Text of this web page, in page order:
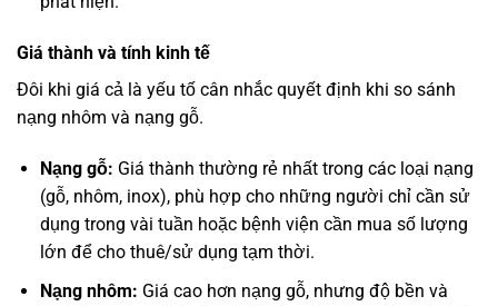
Giá thành và tính kinh tế
Đôi khi giá cả là yếu tố cân nhắc quyết định khi so sánh
nạng nhôm và nạng gỗ.
Nạng gỗ: Giá thành thường rẻ nhất trong các loại nạng
(gỗ, nhôm, inox), phù hợp cho những người chỉ cần sử
dụng trong vài tuần hoặc bệnh viện cần mua số lượng
lớn để cho thuê/sử dụng tạm thời.
Nạng nhôm: Giá cao hơn nạng gỗ, nhưng độ bền và